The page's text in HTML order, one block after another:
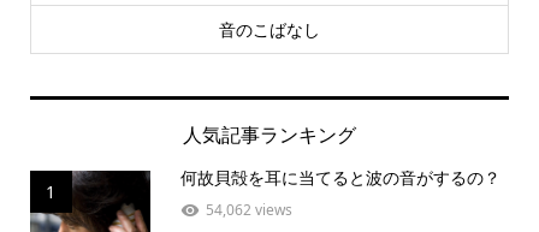
音のこばなし
人気記事ランキング
1
何故貝殻を耳に当てると波の音がするの？
54,062 views